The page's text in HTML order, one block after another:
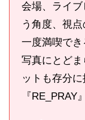
会場、ライ
う角度、視
一度満喫で
写真にとど
ットも存分
『RE_PRAY